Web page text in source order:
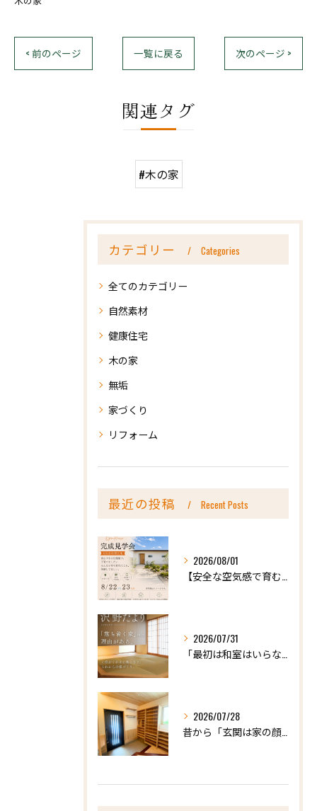
< 前のページ 一覧に戻る 次のページ >
関連タグ
#木の家
カテゴリー Categories
全てのカテゴリー
自然素材
健康住宅
木の家
無垢
家づくり
リフォーム
最近の投稿 Recent Posts
2026/08/01
2026/07/31
2026/07/28